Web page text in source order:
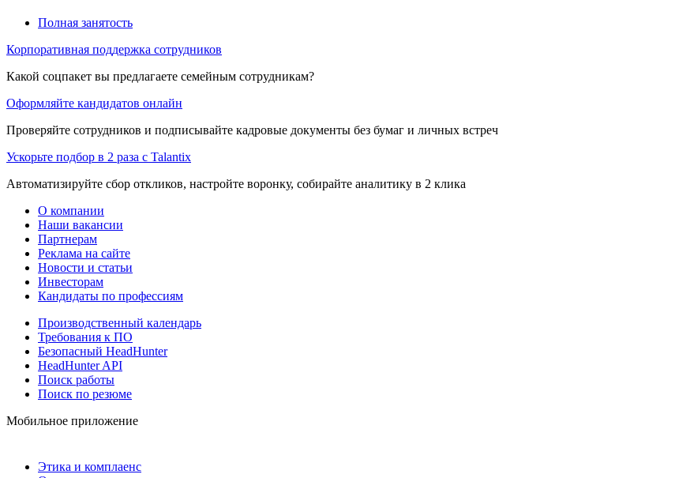
Полная занятость
Корпоративная поддержка сотрудников
Какой соцпакет вы предлагаете семейным сотрудникам?
Оформляйте кандидатов онлайн
Проверяйте сотрудников и подписывайте кадровые документы без бумаг и личных встреч
Ускорьте подбор в 2 раза с Talantix
Автоматизируйте сбор откликов, настройте воронку, собирайте аналитику в 2 клика
О компании
Наши вакансии
Партнерам
Реклама на сайте
Новости и статьи
Инвесторам
Кандидаты по профессиям
Производственный календарь
Требования к ПО
Безопасный HeadHunter
HeadHunter API
Поиск работы
Поиск по резюме
Мобильное приложение
Этика и комплаенс